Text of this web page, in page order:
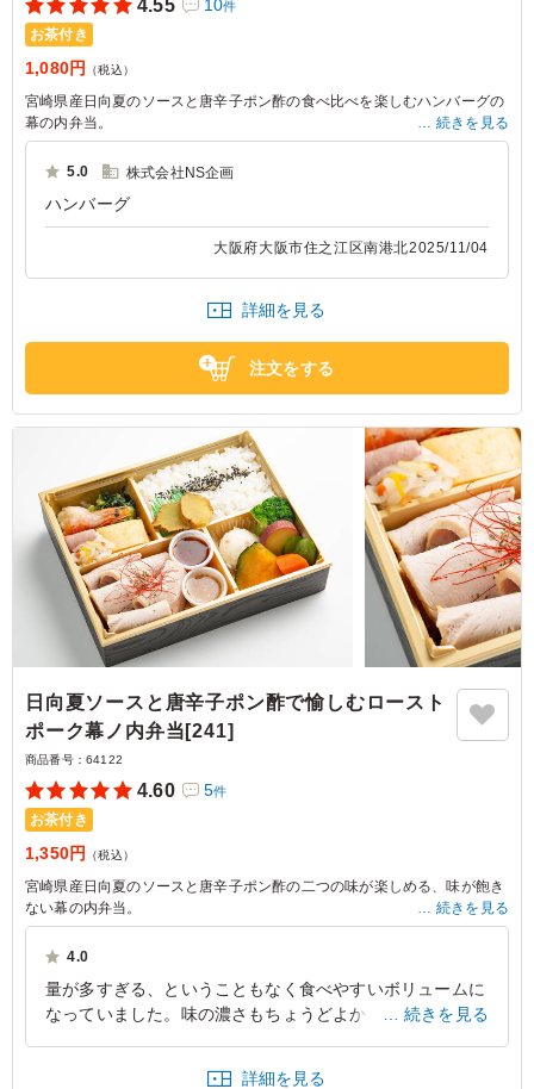
4.55 10件
お茶付き
1,080円 （税込）
宮崎県産日向夏のソースと唐辛子ポン酢の食べ比べを楽しむハンバーグの
幕の内弁当。
お手頃価格で、豊富な種類の手作り副菜が盛り込まれている幕の内弁当を
お探しの方にお勧めです。
をお楽しみ下さい。
続きを見る
5.0 株式会社NS企画
ハンバーグ
大阪府大阪市住之江区南港北2025/11/04
詳細を見る
注文をする
日向夏ソースと唐辛子ポン酢で愉しむロースト
ポーク幕ノ内弁当[241]
商品番号： 64122
4.60 5件
お茶付き
1,350円 （税込）
宮崎県産日向夏のソースと唐辛子ポン酢の二つの味が楽しめる、味が飽き
ない幕の内弁当。
低温調理で丁寧に仕上げたローストポークはとても柔らかく、素材本来の
美味しさが際立っています。
続きを見る
4.0
量が多すぎる、ということもなく食べやすいボリュームに
なっていました。味の濃さもちょうどよかったです。ソー
続きを見る
詳細を見る